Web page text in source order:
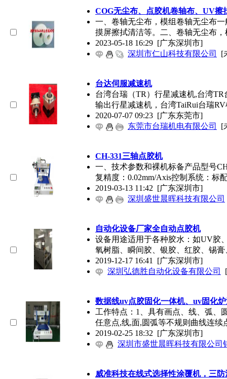
COG无尘布、 点胶机卷轴布、UV擦
一、卷轴无尘布，模组卷轴无尘布
摸屏擦拭清洁等。二、卷轴无尘布，
2023-05-18 16:29 [广东深圳市]
深圳市仁山科技有限公司
[
台达伺服减速机
台湾台瑞（TR）行星减速机,台湾
输出行星减速机，台湾TaiRui台瑞
2020-07-07 09:23 [广东东莞市]
东莞市台瑞机电有限公司
[
CH-331三轴点胶机
一、技术参数和裸机标备产品型号
复精度：0.02mm/Axis控制系统：标
2019-03-13 11:42 [广东深圳市]
深圳盛世晨晖科技有限公司
自动化设备厂家全自动点胶机
设备用途适用于各种胶水：如UV胶
氧树脂、瞬间胶、银胶、红胶、锡膏
2019-12-17 16:41 [广东深圳市]
深圳弘德胜自动化设备有限公司
数据线uv点胶固化一体机、uv固化
工作特点：1、具有画点、线、弧、
任意点,线,面,圆弧等不规则曲线连续
2019-02-25 18:32 [广东深圳市]
深圳市盛世晨晖科技有限公司
威准科技在线式选择性涂覆机，三